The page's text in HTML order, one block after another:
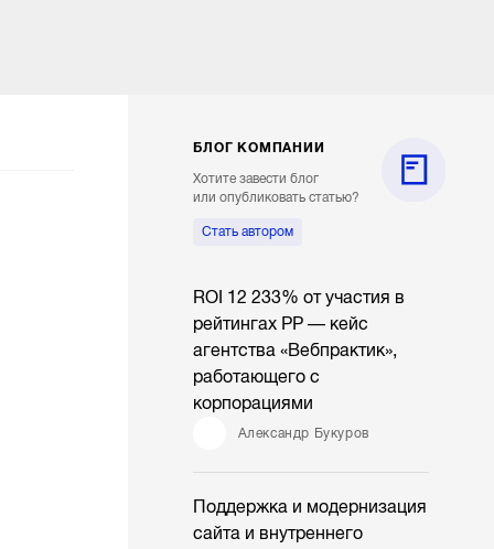
БЛОГ КОМПАНИИ
Хотите завести блог
или опубликовать статью?
Стать автором
ROI 12 233% от участия в
рейтингах РР — кейс
агентства «Вебпрактик»,
работающего с
корпорациями
Александр Букуров
Поддержка и модернизация
сайта и внутреннего